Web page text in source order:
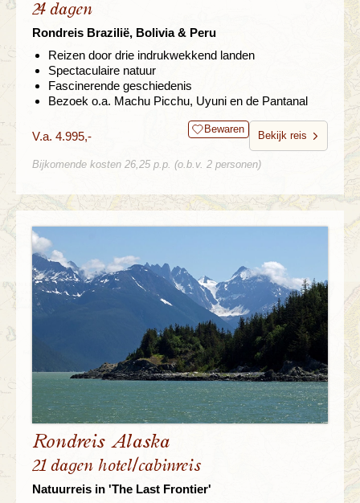
24 dagen
Rondreis Brazilië, Bolivia & Peru
Reizen door drie indrukwekkend landen
Spectaculaire natuur
Fascinerende geschiedenis
Bezoek o.a. Machu Picchu, Uyuni en de Pantanal
V.a. 4.995,- Bewaren
Bekijk reis
Bijkomende kosten 26,25 p.p. (o.b.v. 2 personen)
Rondreis Alaska
21 dagen hotel/cabinreis
Natuurreis in 'The Last Frontier'